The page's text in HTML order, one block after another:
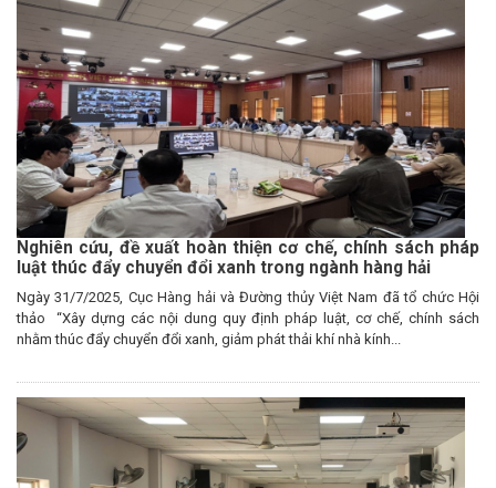
Nghiên cứu, đề xuất hoàn thiện cơ chế, chính sách pháp
luật thúc đẩy chuyển đổi xanh trong ngành hàng hải
Ngày 31/7/2025, Cục Hàng hải và Đường thủy Việt Nam đã tổ chức Hội
thảo “Xây dựng các nội dung quy định pháp luật, cơ chế, chính sách
nhằm thúc đẩy chuyển đổi xanh, giảm phát thải khí nhà kính...